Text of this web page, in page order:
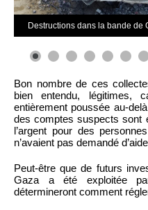
Destructions dans la bande de
Bon nombre de ces
bien entendu,
entièrement poussée au-
des comptes suspects sont
l’argent pour des
n’avaient pas demandé
Peut-être que de futurs
Gaza a été exploitée
détermineront comment